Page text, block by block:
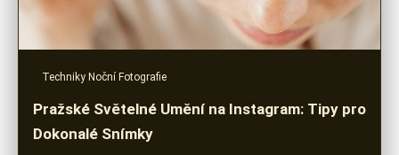
Techniky Noční Fotografie
Pražské Světelné Umění na Instagram: Tipy pro
Dokonalé Snímky